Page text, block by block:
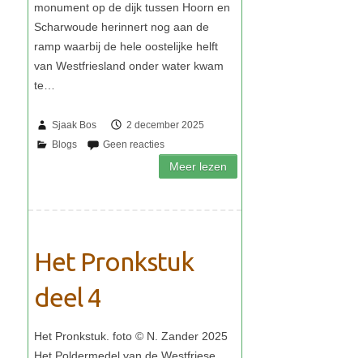
Sjaak Bos 2 december 2025
Het Pronkstuk
deel 4